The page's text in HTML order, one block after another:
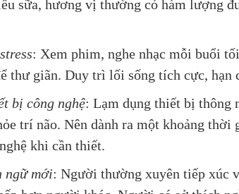
sữa, hương vị thường có hàm lượng
: Xem phim, nghe nhạc mỗi buổi
thư giãn. Duy trì lối sống tích cực, hạn
bị công nghệ: Lạm dụng thiết bị thông
trí não. Nên dành ra một khoảng
khi cần thiết.
ngữ mới: Người thường xuyên tiếp xúc